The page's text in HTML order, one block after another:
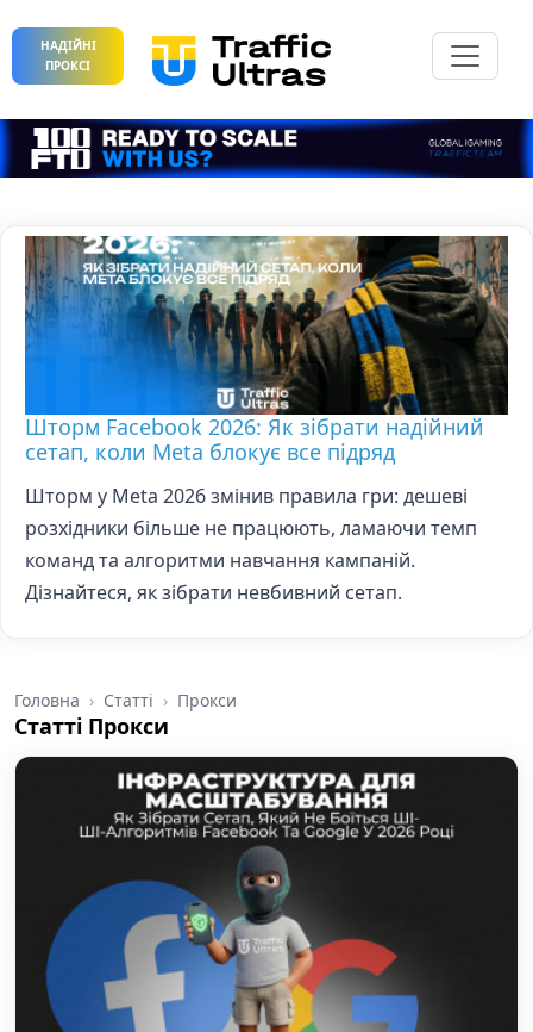
НАДІЙНІ
ПРОКСІ
Шторм Facebook 2026: Як зібрати надійний
сетап, коли Meta блокує все підряд
Шторм у Meta 2026 змінив правила гри: дешеві
розхідники більше не працюють, ламаючи темп
команд та алгоритми навчання кампаній.
Дізнайтеся, як зібрати невбивний сетап.
Головна Статті Прокси
Статті Прокси